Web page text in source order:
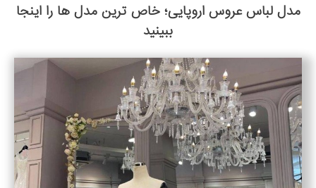
مدل لباس عروس اروپایی؛ خاص ترین مدل ها را اینجا
ببینید